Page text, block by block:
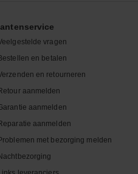
vragen
en betalen
en retourneren
aanmelden
aanmelden
aanmelden
met bezorging melden